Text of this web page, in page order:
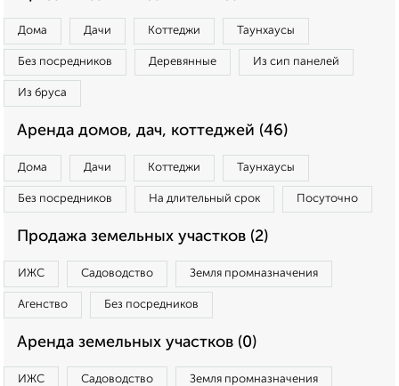
Дома Дачи Коттеджи Таунхаусы
Без посредников Деревянные Из сип панелей
Из бруса
Аренда домов, дач, коттеджей (46)
Дома Дачи Коттеджи Таунхаусы
Без посредников На длительный срок Посуточно
Продажа земельных участков (2)
ИЖС Садоводство Земля промназначения
Агенство Без посредников
Аренда земельных участков (0)
ИЖС Садоводство Земля промназначения